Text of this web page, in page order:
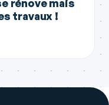
rénove mais
travaux !